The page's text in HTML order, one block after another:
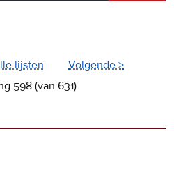
lijsten
Volgende >
598 (van 631)